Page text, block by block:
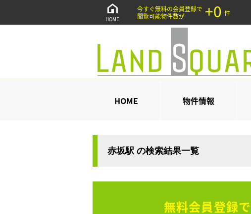
HOME
今すぐ無料の会員登録で
閲覧可能物件数が
+0 件
HOME 物件情報
赤坂駅 の検索結果一覧
無料会員登録で